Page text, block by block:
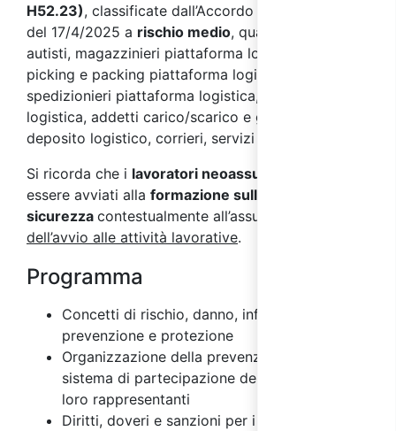
H52.23), classificate dall’Accordo Stato Regioni
del 17/4/2025 a rischio medio, quali ad esempio:
autisti, magazzinieri piattaforma logistica, addetti
picking e packing piattaforma logistica,
spedizionieri piattaforma logistica, addetti
logistica, addetti carico/scarico e gestione
deposito logistico, corrieri, servizi postali.
Si ricorda che i lavoratori neoassunti
essere avviati alla formazione sulla
sicurezza contestualmente all’assunzione e
dell’avvio alle attività lavorative.
Programma
Concetti di rischio, danno, infortunio,
prevenzione e protezione
Organizzazione della prevenzione aziendale e
sistema di partecipazione dei lavoratori e dei
loro rappresentanti
Diritti, doveri e sanzioni per i vari soggetti